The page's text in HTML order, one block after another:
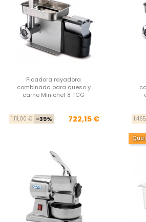
Picadora rayadora
combinada para queso y
carne Minichef 8 TCG
Precio base
1.111,00 € -35% Precio
722,15 €